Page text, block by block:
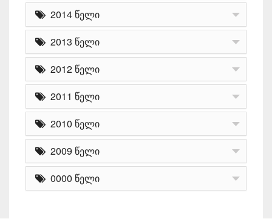
2014 წელი
2013 წელი
2012 წელი
2011 წელი
2010 წელი
2009 წელი
0000 წელი